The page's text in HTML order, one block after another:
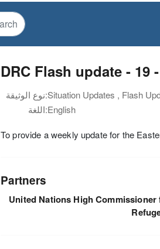
DRC Flash update - 19
نوع الوثيقة:Situation Updates , Flash
اللغة:English
To provide a weekly update for the
Partners
United Nations High Commissioner